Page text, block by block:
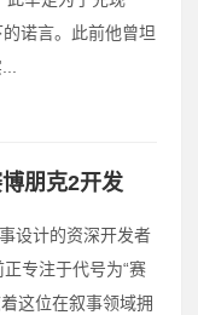
诺言。此前他曾坦
朋克2开发
设计的资深开发者
专注于代号为“赛
这位在叙事领域拥